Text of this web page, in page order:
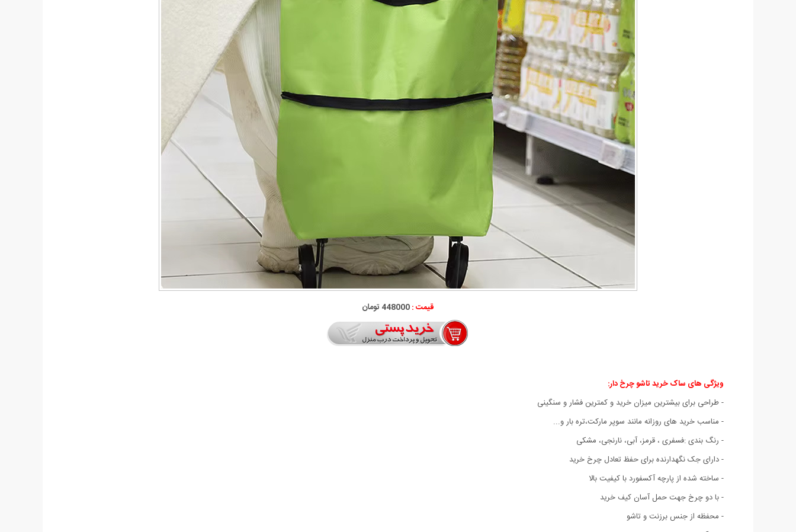
قیمت :448000 تومان
ویژگی های ساک خرید تاشو چرخ دار:
- طراحی برای بیشترین میزان خرید و کمترین فشار و سنگینی
- مناسب خرید های روزانه مانند سوپر مارکت،تره بار و...
- رنگ بندی :فسفری ، قرمز، آبی، نارنجی، مشکی
- دارای جک نگهدارنده برای حفظ تعادل چرخ خرید
- ساخته شده از پارچه آکسفورد با کیفیت بالا
- با دو چرخ جهت حمل آسان کیف خرید
- محفظه از جنس برزنت و تاشو